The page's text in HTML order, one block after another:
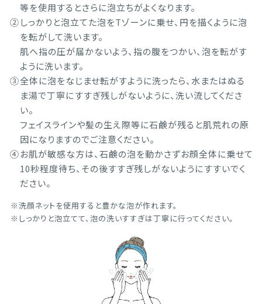
等を使用するとさらに泡立ちがよくなります。
②しっかりと泡立てた泡をTゾーンに乗せ、円を描くように泡
を転がして洗います。
肌へ指の圧が届かないよう、指の腹をつかい、泡を転がす
ように洗います。
③全体に泡をなじませ転がすように洗ったら、水またはぬる
ま湯で丁寧にすすぎ残しがないように、洗い流してくださ
い。
フェイスラインや髪の生え際等に石鹸が残ると肌荒れの原
因になりますのでご注意ください。
④お肌が敏感な方は、石鹸の泡を動かさずお顔全体に乗せて
10秒程度待ち、その後すすぎ残しがないようにすすいでく
ださい。
洗顔ネットを使用すると豊かな泡が作れます。
しっかりと泡立てて、泡の洗いすすぎは丁寧に行ってください。